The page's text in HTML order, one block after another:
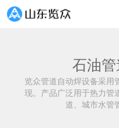
石油
览众管道自动焊设备采用
现。产品广泛用于热力管
道、城市水管